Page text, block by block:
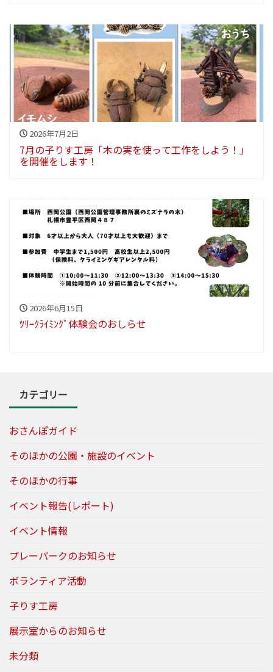
2026年7月2日
7月の子りす工房「木の実を使って工作をしよう！」
を開催をします！
2026年6月15日
ﾂﾘｰｸﾗｲﾐﾝｸﾞ体験会のおしらせ
カテゴリー
おさんぽガイド
そのほかの公園・施設のイベント
そのほかの行事
イベント報告(レポート)
イベント情報
プレーパークのお知らせ
ボランティア活動
子りす工房
展示室からのお知らせ
未分類